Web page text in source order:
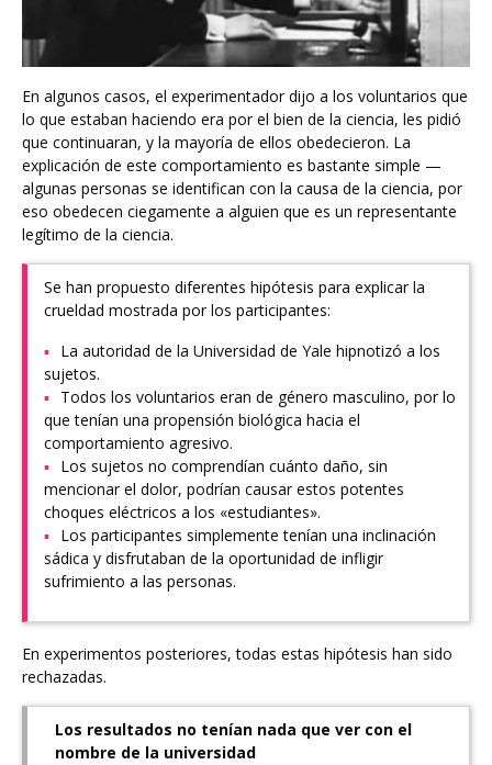
En algunos casos, el experimentador dijo a los voluntarios que
lo que estaban haciendo era por el bien de la ciencia, les pidió
que continuaran, y la mayoría de ellos obedecieron. La
explicación de este comportamiento es bastante simple —
algunas personas se identifican con la causa de la ciencia, por
eso obedecen ciegamente a alguien que es un representante
legítimo de la ciencia.
Se han propuesto diferentes hipótesis para explicar la
crueldad mostrada por los participantes:
La autoridad de la Universidad de Yale hipnotizó a los
sujetos.
Todos los voluntarios eran de género masculino, por lo
que tenían una propensión biológica hacia el
comportamiento agresivo.
Los sujetos no comprendían cuánto daño, sin
mencionar el dolor, podrían causar estos potentes
choques eléctricos a los «estudiantes».
Los participantes simplemente tenían una inclinación
sádica y disfrutaban de la oportunidad de infligir
sufrimiento a las personas.
En experimentos posteriores, todas estas hipótesis han sido
rechazadas.
Los resultados no tenían nada que ver con el
nombre de la universidad